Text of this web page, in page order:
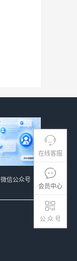
在线客服
会员中心
公 众 号
微信公众号